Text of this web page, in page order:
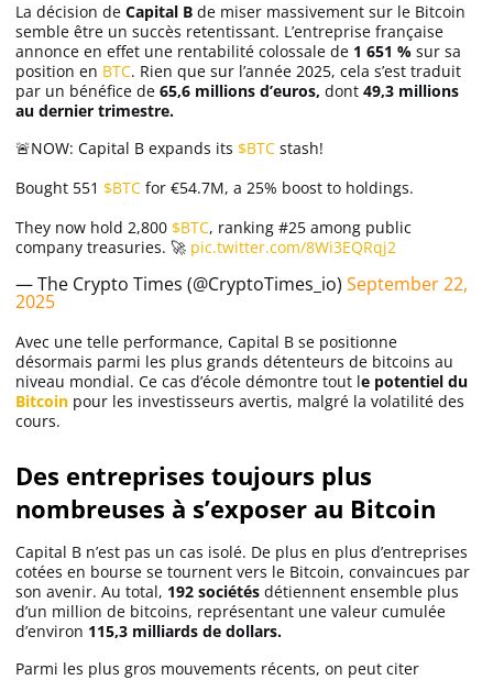
La décision de Capital B de miser massivement sur le Bitcoin
semble être un succès retentissant. L’entreprise française
annonce en effet une rentabilité colossale de 1 651 % sur sa
position en BTC. Rien que sur l’année 2025, cela s’est traduit
par un bénéfice de 65,6 millions d’euros, dont 49,3 millions
au dernier trimestre.
🚨NOW: Capital B expands its $BTC stash!
Bought 551 $BTC for €54.7M, a 25% boost to holdings.
They now hold 2,800 $BTC, ranking #25 among public
company treasuries. 🚀 pic.twitter.com/8Wi3EQRqj2
— The Crypto Times (@CryptoTimes_io) September 22,
2025
Avec une telle performance, Capital B se positionne
désormais parmi les plus grands détenteurs de bitcoins au
niveau mondial. Ce cas d’école démontre tout le potentiel du
Bitcoin pour les investisseurs avertis, malgré la volatilité des
cours.
Des entreprises toujours plus
nombreuses à s’exposer au Bitcoin
Capital B n’est pas un cas isolé. De plus en plus d’entreprises
cotées en bourse se tournent vers le Bitcoin, convaincues par
son avenir. Au total, 192 sociétés détiennent ensemble plus
d’un million de bitcoins, représentant une valeur cumulée
d’environ 115,3 milliards de dollars.
Parmi les plus gros mouvements récents, on peut citer